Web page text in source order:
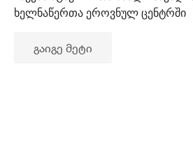
ხელნაწერთა ეროვნულ ცენტრში
გაიგე მეტი